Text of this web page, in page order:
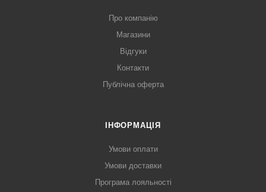
Про компанію
Магазини
Відгуки
Контакти
Публічна оферта
ІНФОРМАЦІЯ
Умови оплати
Умови доставки
Програма лояльності